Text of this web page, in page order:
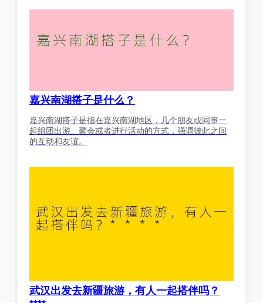
嘉兴南湖搭子是什么？
嘉兴南湖搭子是指在嘉兴南湖地区，几个朋友或同事一
起组团出游、聚会或者进行活动的方式，强调彼此之间
的互动和友谊。
武汉出发去新疆旅游，有人一起搭伴吗？